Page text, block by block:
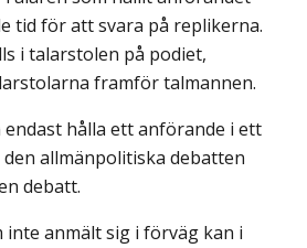
tid för att svara på replikerna.
i talarstolen på podiet,
framför talmannen.
endast hålla ett anförande i ett
allmänpolitiska debatten
debatt.
inte anmält sig i förväg kan i